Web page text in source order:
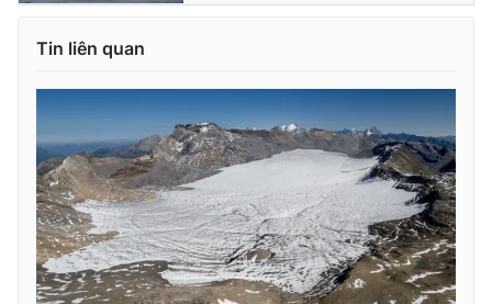
VTV Sức khoẻ
Thị trường 24h Tấm lòng Việt
VTV4 Vươn mình bằng AI
VTV9 VTV8
Liên hệ tòa soạn English
Tin liên quan